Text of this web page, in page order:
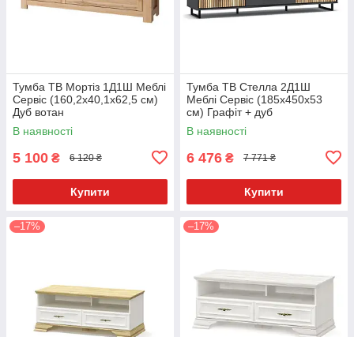
Тумба ТВ Мортіз 1Д1Ш Меблі
Сервіс (160,2х40,1х62,5 см)
Дуб вотан
В наявності
5 100 ₴ 6 120 ₴
Купити
Тумба ТВ Стелла 2Д1Ш
Меблі Сервіс (185х450х53
см) Графіт + дуб
В наявності
6 476 ₴ 7 771 ₴
Купити
–17% –17%